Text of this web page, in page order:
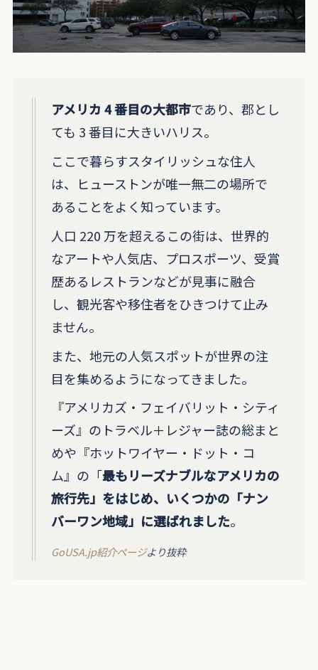
アメリカ 4 番目の大都市であり、郡とし
ても 3 番目に大きいハリス。
ここで暮らすスタイリッシュな住人
は、ヒューストンが唯一無二の場所で
あることをよく知っています。
人口 220 万を超えるこの街は、世界的
なアートや人気店、プロスポーツ、受賞
歴あるレストランなどが見事に融合
し、観光客や移住者をひきつけて止み
ません。
また、地元の人気スポットが世界の注
目を集めるようになってきました。
『アメリカズ・フェイバリット・シティ
ーズ』のトラベル＋レジャー誌の総まと
めや『ホットワイヤー・ドット・コ
ム』の「最もリーズナブルなアメリカの
旅行先」をはじめ、いくつかの「ナン
バーワン地域」に選ばれました。
GoUSA.jp紹介ページより抜粋